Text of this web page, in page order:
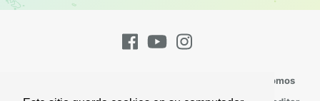
Quienes Somos